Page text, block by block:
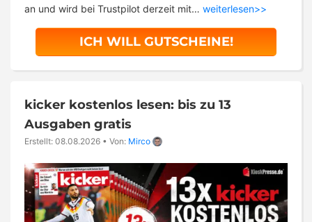
an und wird bei Trustpilot derzeit mit… weiterlesen>>
ICH WILL GUTSCHEINE!
kicker kostenlos lesen: bis zu 13
Ausgaben gratis
Erstellt: 08.08.2026 • Von: Mirco